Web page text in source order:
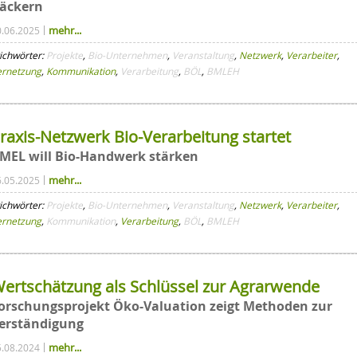
mehr...
Projekte, Bio-Unternehmen, Veranstaltung, Netzwerk, Verarbeiter,
, Kommunikation, Verarbeitung, BÖL, BMLEH
Netzwerk Bio-Verarbeitung startet
will Bio-Handwerk stärken
mehr...
Projekte, Bio-Unternehmen, Veranstaltung, Netzwerk, Verarbeiter,
, Kommunikation, Verarbeitung, BÖL, BMLEH
als Schlüssel zur Agrarwende
Öko-Valuation zeigt Methoden zur
mehr...